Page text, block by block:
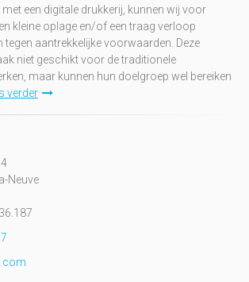
een digitale drukkerij, kunnen wij voor
kleine oplage en/of een traag verloop
aantrekkelijke voorwaarden. Deze
niet geschikt voor de traditionele
maar kunnen hun doelgroep wel bereiken
verder
Neuve